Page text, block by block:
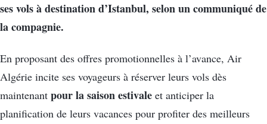
ses vols à destination d’Istanbul, selon un communiqué de
la compagnie.
En proposant des offres promotionnelles à l’avance, Air
Algérie incite ses voyageurs à réserver leurs vols dès
maintenant pour la saison estivale et anticiper la
planification de leurs vacances pour profiter des meilleurs